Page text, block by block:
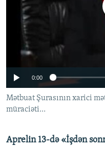
İNFOQRAFIKA
KARIKATURA
AZƏRBAYCAN ƏDƏBIYYATI
İSLAM VƏ DEMOKRATIYA
İZ - MƏDƏNIYYƏT PROQRAMI
MISSIYAMIZ
PEŞƏ ETIKASI VƏ
MATERIALLARIMIZDAN ISTIFADƏ
AZADLIQRADIOSU MOBIL
BIZIMLƏ ƏLAQƏ
XƏBƏR BÜLLETENLƏRIMIZ
BIZI IZLƏ
No media
0:00
Mətbuat Şurasının xarici
müraciəti…
Aprelin 13-də «İşdən